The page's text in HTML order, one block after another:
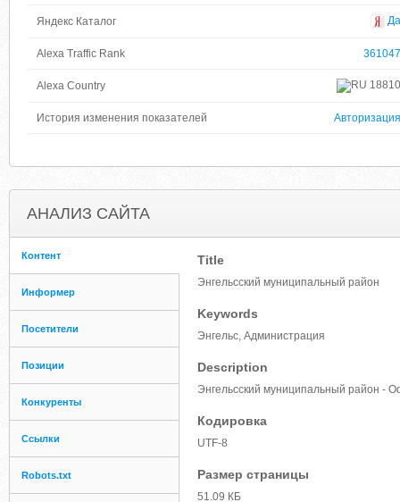
Яндекс Каталог Да
Alexa Traffic Rank 361047
Alexa Country 18810
История изменения показателей Авторизация
АНАЛИЗ САЙТА
Контент
Информер
Посетители
Позиции
Конкуренты
Ссылки
Robots.txt
Title
Энгельсский муниципальный район
Keywords
Энгельс, Администрация
Description
Энгельсский муниципальный район -
Кодировка
UTF-8
Размер страницы
51.09 КБ